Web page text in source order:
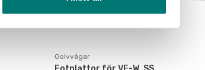
Golvvågar